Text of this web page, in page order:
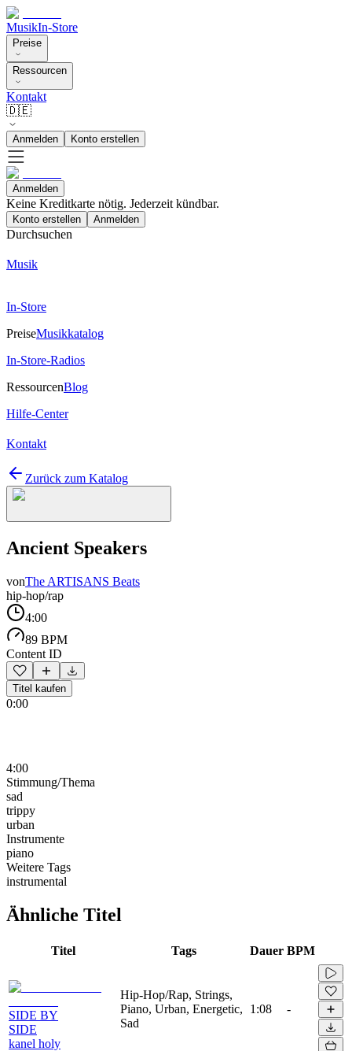
MusikIn-Store
Preise
Ressourcen
Kontakt
🇩🇪
Anmelden Konto erstellen
Anmelden
Keine Kreditkarte nötig. Jederzeit kündbar.
Konto erstellen Anmelden
Durchsuchen
Musik
In-Store
PreiseMusikkatalog
In-Store-Radios
RessourcenBlog
Hilfe-Center
Kontakt
Zurück zum Katalog
Ancient Speakers
vonThe ARTISANS Beats
hip-hop/rap
4:00
89 BPM
Content ID
Titel kaufen
0:00
4:00
Stimmung/Thema
sad
trippy
urban
Instrumente
piano
Weitere Tags
instrumental
Ähnliche Titel
Titel Tags Dauer BPM
SIDE BY
SIDE
kanel holy
Hip-Hop/Rap, Strings,
Piano, Urban, Energetic,
Sad
1:08 -